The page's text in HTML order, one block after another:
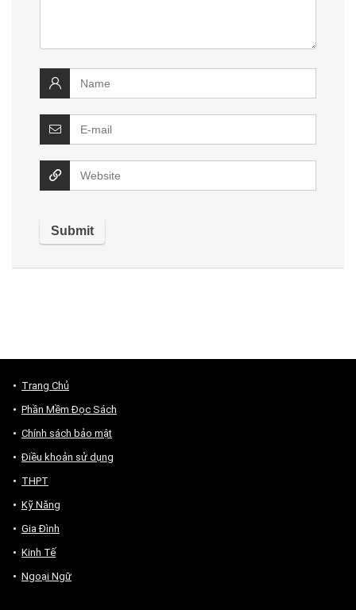
Trang Chủ
Phần Mềm Đọc Sách
Chính sách bảo mật
Điều khoản sử dụng
THPT
Kỹ Năng
Gia Đình
Kinh Tế
Ngoại Ngữ